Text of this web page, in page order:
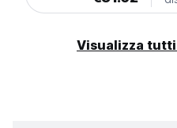
Visualizza